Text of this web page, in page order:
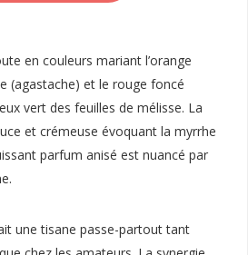
en couleurs mariant l’orange
(agastache) et le rouge foncé
vert des feuilles de mélisse. La
et crémeuse évoquant la myrrhe
parfum anisé est nuancé par
une tisane passe-partout tant